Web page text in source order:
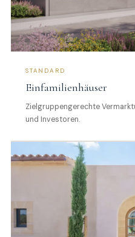
STANDARD
Einfamilienhäuser
Zielgruppengerechte
und Investoren.